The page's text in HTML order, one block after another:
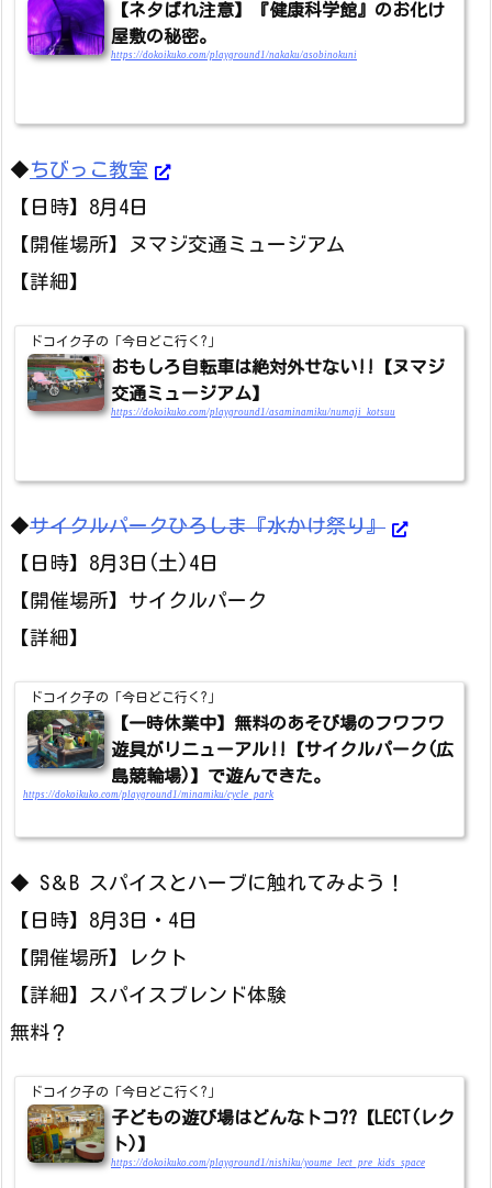
【ネタばれ注意】『健康科学館』のお化け
屋敷の秘密。
https://dokoikuko.com/playground1/nakaku/asobinokuni
◆ちびっこ教室
【日時】8月4日
【開催場所】ヌマジ交通ミュージアム
【詳細】
ドコイク子の「今日どこ行く?」
おもしろ自転車は絶対外せない!!【ヌマジ
交通ミュージアム】
https://dokoikuko.com/playground1/asaminamiku/numaji_kotsuu
◆サイクルパークひろしま『水かけ祭り』
【日時】8月3日(土)4日
【開催場所】サイクルパーク
【詳細】
ドコイク子の「今日どこ行く?」
【一時休業中】無料のあそび場のフワフワ
遊具がリニューアル!!【サイクルパーク(広
島競輪場)】で遊んできた。
https://dokoikuko.com/playground1/minamiku/cycle_park
◆ S＆B スパイスとハーブに触れてみよう！
【日時】8月3日・4日
【開催場所】レクト
【詳細】スパイスブレンド体験
無料？
ドコイク子の「今日どこ行く?」
子どもの遊び場はどんなトコ??【LECT(レク
ト)】
https://dokoikuko.com/playground1/nishiku/youme_lect_pre_kids_space